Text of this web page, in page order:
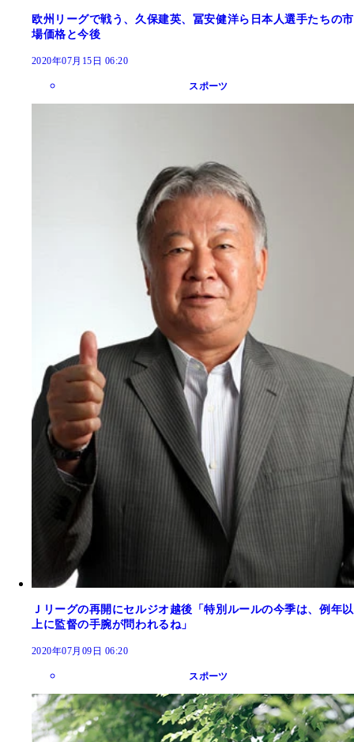
欧州リーグで戦う、久保建英、冨安健洋ら日本人選手たちの市
場価格と今後
2020年07月15日 06:20
スポーツ
Ｊリーグの再開にセルジオ越後「特別ルールの今季は、例年以
上に監督の手腕が問われるね」
2020年07月09日 06:20
スポーツ